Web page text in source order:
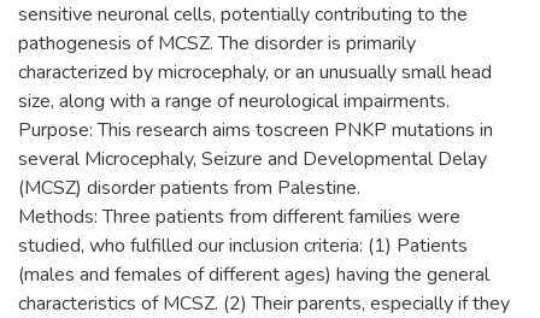
sensitive neuronal cells, potentially contributing to the
pathogenesis of MCSZ. The disorder is primarily
characterized by microcephaly, or an unusually small head
size, along with a range of neurological impairments.
Purpose: This research aims toscreen PNKP mutations in
several Microcephaly, Seizure and Developmental Delay
(MCSZ) disorder patients from Palestine.
Methods: Three patients from different families were
studied, who fulfilled our inclusion criteria: (1) Patients
(males and females of different ages) having the general
characteristics of MCSZ. (2) Their parents, especially if they